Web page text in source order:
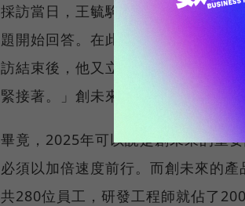
採訪當日，王毓駒一身藍色西裝，
題開始回答。在此之前他才剛結束
訪結束後，他又立刻馬不停蹄的出
緊接著。」創未來的同事透露。
畢竟，2025年可以說是創未來的重
必須以加倍速度前行。而創未來的
共280位員工，研發工程師就佔了200